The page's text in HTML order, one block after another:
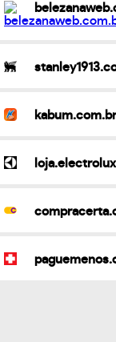
kabum.com.br